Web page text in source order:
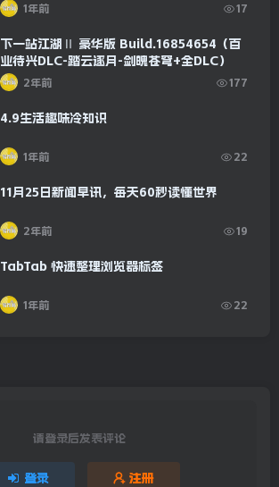
1年前 17
下一站江湖Ⅱ 豪华版 Build.16854654（百
业待兴DLC-踏云逐月-剑魄苍穹+全DLC）
2年前 177
4.9生活趣味冷知识
1年前 22
11月25日新闻早讯，每天60秒读懂世界
2年前 19
TabTab 快速整理浏览器标签
1年前 22
请登录后发表评论
登录 注册